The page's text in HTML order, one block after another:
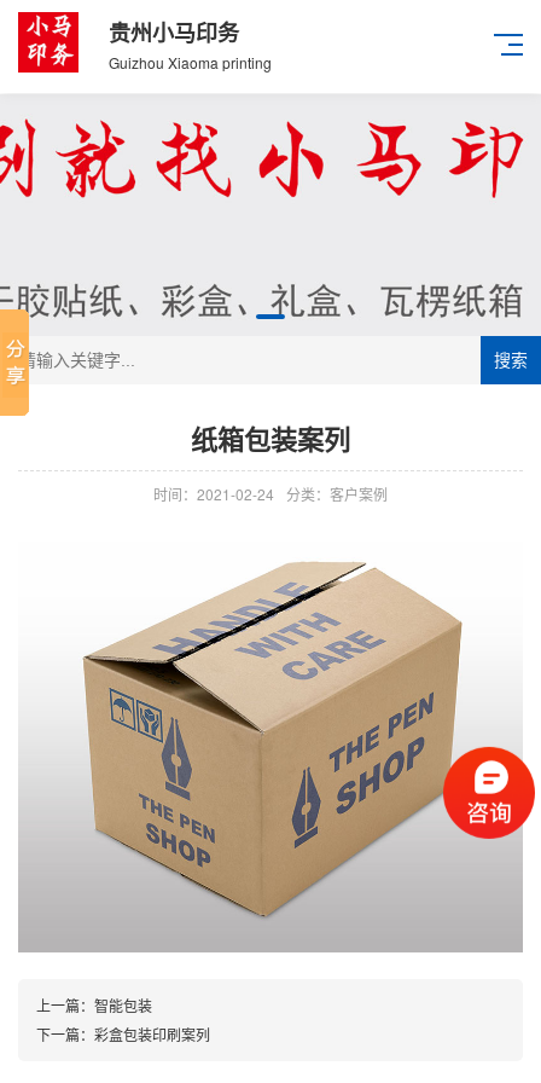
贵州小马印务
Guizhou Xiaoma printing
搜索
纸箱包装案列
时间：2021-02-24 分类：客户案例
上一篇： 智能包装
下一篇： 彩盒包装印刷案列